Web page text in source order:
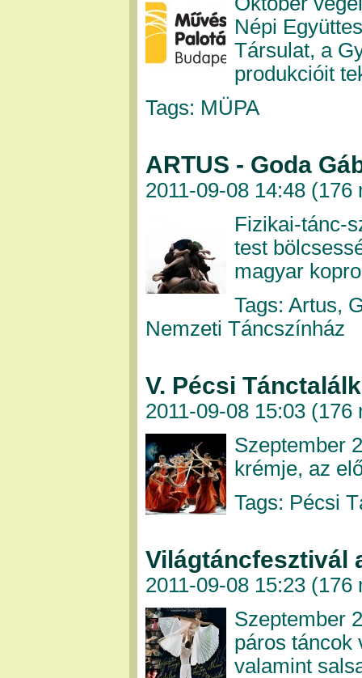
Népi
Társulat, a
produkcióit
Tags: MÜPA
ARTUS - Goda
2011-09-08 14:48 (176
Fizikai-tánc-
test
magyar
Tags: Artus,
Nemzeti Táncszínház
V. Pécsi
2011-09-08 15:03 (176
Szeptember
krémje, az
Tags: Pécsi
Világtáncfesztivál
2011-09-08 15:23 (176
Szeptember
páros táncok
valamint